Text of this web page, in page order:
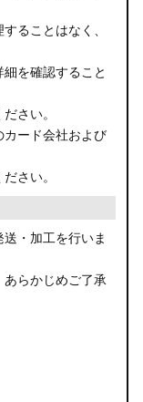
ることはなく、
を確認すること
さい。
ード会社および
さい。
・加工を行いま
らかじめご了承